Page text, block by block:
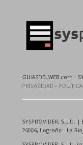
GUIASDELWEB.com -
PRIVACIDAD -
SYSPROVIDER, S.L.U.
26006, Logroño - La